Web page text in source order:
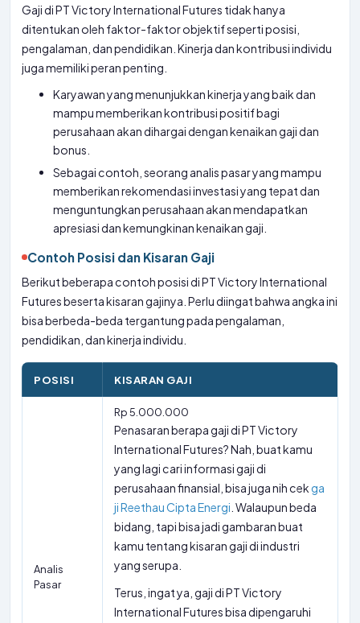
Gaji di PT Victory International Futures tidak hanya
ditentukan oleh faktor-faktor objektif seperti posisi,
pengalaman, dan pendidikan. Kinerja dan kontribusi individu
juga memiliki peran penting.
Karyawan yang menunjukkan kinerja yang baik dan
mampu memberikan kontribusi positif bagi
perusahaan akan dihargai dengan kenaikan gaji dan
bonus.
Sebagai contoh, seorang analis pasar yang mampu
memberikan rekomendasi investasi yang tepat dan
menguntungkan perusahaan akan mendapatkan
apresiasi dan kemungkinan kenaikan gaji.
Contoh Posisi dan Kisaran Gaji
Berikut beberapa contoh posisi di PT Victory International
Futures beserta kisaran gajinya. Perlu diingat bahwa angka ini
bisa berbeda-beda tergantung pada pengalaman,
pendidikan, dan kinerja individu.
POSISI KISARAN GAJI
Analis
Pasar
Rp 5.000.000
Penasaran berapa gaji di PT Victory
International Futures? Nah, buat kamu
yang lagi cari informasi gaji di
perusahaan finansial, bisa juga nih cek ga
ji Reethau Cipta Energi . Walaupun beda
bidang, tapi bisa jadi gambaran buat
kamu tentang kisaran gaji di industri
yang serupa.
Terus, ingat ya, gaji di PT Victory
International Futures bisa dipengaruhi